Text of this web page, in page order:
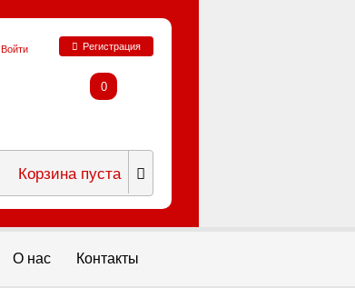
Войти Регистрация
0
Корзина пуста
О нас Контакты